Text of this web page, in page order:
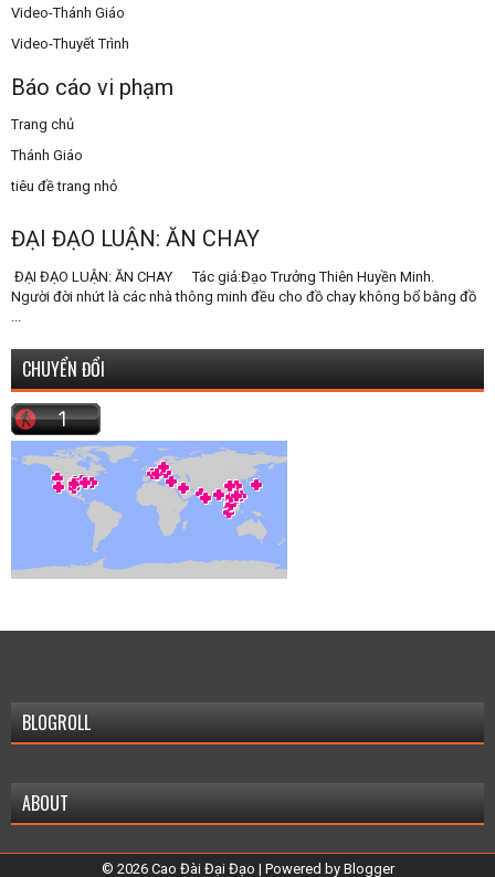
Video-Thánh Giáo
Video-Thuyết Trình
Báo cáo vi phạm
Trang chủ
Thánh Giáo
tiêu đề trang nhỏ
ĐẠI ĐẠO LUẬN: ĂN CHAY
ĐẠI ĐẠO LUẬN: ĂN CHAY Tác giả:Đạo Trưởng Thiên Huyền Minh.
Người đời nhứt là các nhà thông minh đều cho đồ chay không bổ bằng đồ
...
CHUYỂN ĐỔI
BLOGROLL
ABOUT
© 2026 Cao Đài Đại Đạo | Powered by Blogger